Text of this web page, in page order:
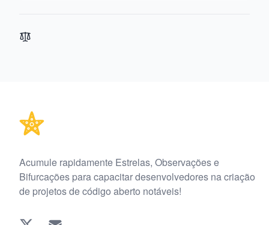
Acumule rapidamente Estrelas, Observações e
Bifurcações para capacitar desenvolvedores na criação
de projetos de código aberto notáveis!